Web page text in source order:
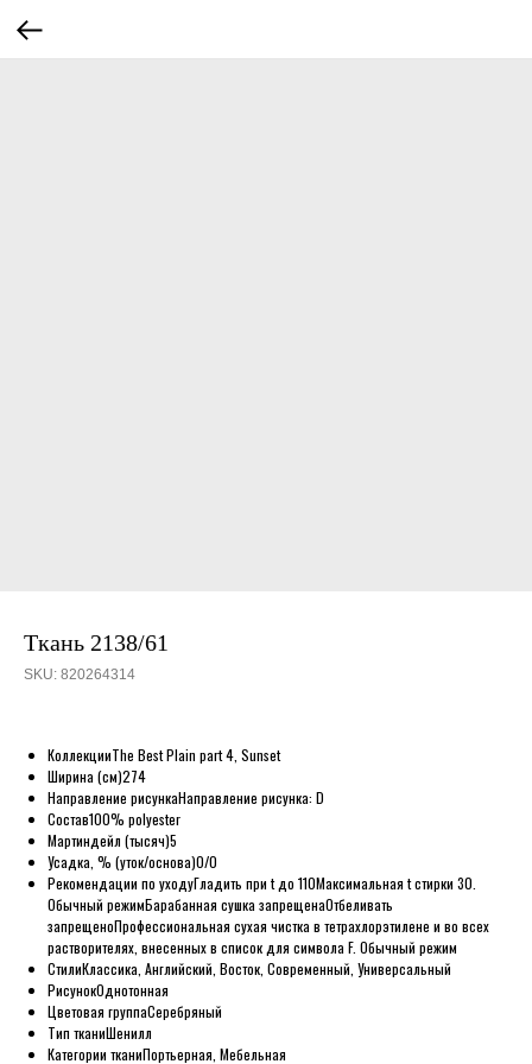
Ткань 2138/61
SKU: 820264314
КоллекцииThe Best Plain part 4, Sunset
Ширина (см)274
Направление рисункаНаправление рисунка: D
Состав100% polyester
Мартиндейл (тысяч)5
Усадка, % (уток/основа)0/0
Рекомендации по уходуГладить при t до 110Максимальная t стирки 30.
Обычный режимБарабанная сушка запрещенаОтбеливать
запрещеноПрофессиональная сухая чистка в тетрахлорэтилене и во всех
растворителях, внесенных в список для символа F. Обычный режим
СтилиКлассика, Английский, Восток, Современный, Универсальный
РисунокОднотонная
Цветовая группаСеребряный
Тип тканиШенилл
Категории тканиПортьерная, Мебельная